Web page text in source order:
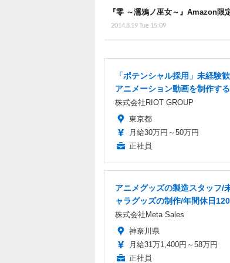
『零 ～濡鴉ノ巫女～』Amazon
2014.8.19 Tue 15:09
「ポテンシャル採用」未経験
アニメーション動画を制作す
株式会社RIOT GROUP
東京都
月給30万円～50万円
正社員
アニメグッズの製造スタッフ/
ャラグッズの制作/年間休日
株式会社Meta Sales
神奈川県
月給31万1,400円～58万円
正社員